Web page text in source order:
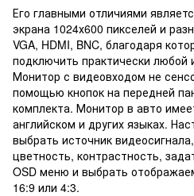
Его главными отличиями
экрана 1024х600 пикселей и
VGA, HDMI, BNC, благодаря
подключить практически любой
Монитор с видеовходом не
помощью кнопок на передней
комплекта. Монитор в авто
английском и других языках.
выбрать источник
цветность, контрастность,
OSD меню и выбрать
16:9 или 4:3.